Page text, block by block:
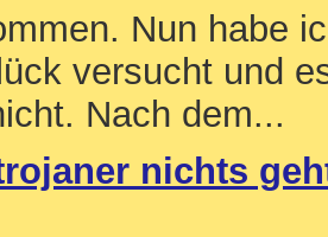
Nun habe
versucht und
Nach dem...
nichts